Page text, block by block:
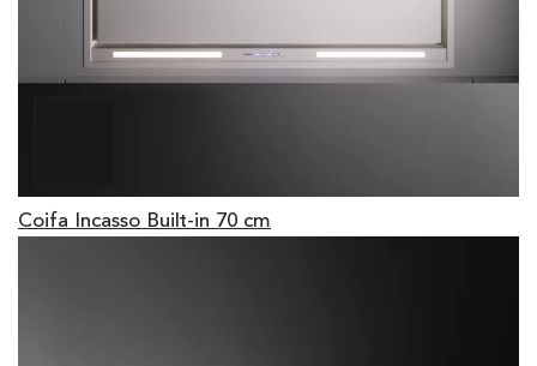
Coifa Incasso Built-in 70 cm